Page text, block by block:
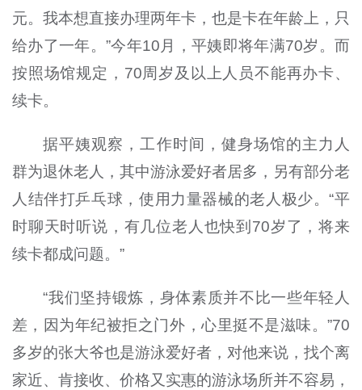
元。我本想直接办理两年卡，也是卡在年龄上，只
给办了一年。”今年10月，平姨即将年满70岁。而
按照场馆规定，70周岁及以上人员不能再办卡、
续卡。
据平姨观察，工作时间，健身场馆的主力人
群为退休老人，其中游泳爱好者居多，另有部分老
人结伴打乒乓球，使用力量器械的老人极少。“平
时聊天时听说，有几位老人也快到70岁了，将来
续卡都成问题。”
“我们坚持锻炼，身体素质并不比一些年轻人
差，因为年纪被拒之门外，心里挺不是滋味。”70
多岁的张大爷也是游泳爱好者，对他来说，找个离
家近、肯接收、价格又实惠的游泳场所并不容易，